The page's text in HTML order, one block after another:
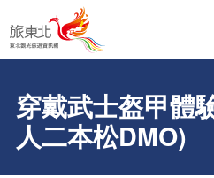
穿戴武士盔甲體
人二本松DMO)